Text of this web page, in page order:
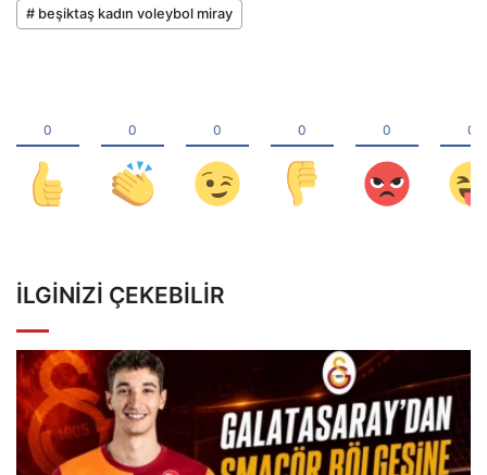
# beşiktaş kadın voleybol miray
İLGINIZI ÇEKEBILIR